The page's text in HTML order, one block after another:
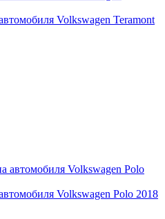
Volkswagen Teramont
Volkswagen Polo 2018